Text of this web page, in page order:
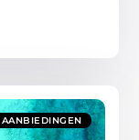
AANBIEDINGEN